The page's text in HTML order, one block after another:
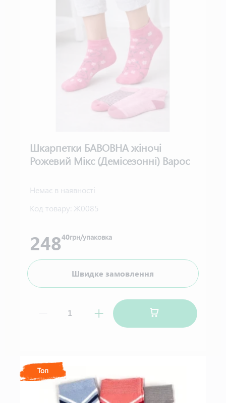
Шкарпетки БАВОВНА жіночі
Рожевий Мікс (Демісезонні) Варос
Немає в наявності
Код товару: Ж0085
24840грн/упаковка
Швидке замовлення
Топ